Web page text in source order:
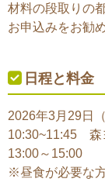
材料の段取りの
お申込みをお勧
日程と料金
2026年3月29日
10:30~11:45 森
13:00～15:00
※昼食が必要な